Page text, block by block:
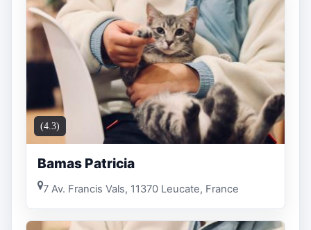
(4.3)
Bamas Patricia
7 Av. Francis Vals, 11370 Leucate, France